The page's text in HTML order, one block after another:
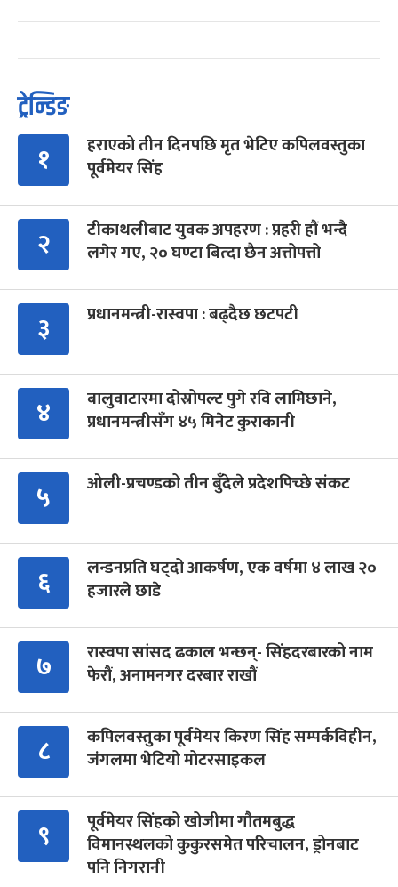
ट्रेन्डिङ
१
हराएको तीन दिनपछि मृत भेटिए कपिलवस्तुका
पूर्वमेयर सिंह
२
टीकाथलीबाट युवक अपहरण : प्रहरी हौं भन्दै
लगेर गए, २० घण्टा बित्दा छैन अत्तोपत्तो
३ प्रधानमन्त्री-रास्वपा : बढ्दैछ छटपटी
४
बालुवाटारमा दोस्रोपल्ट पुगे रवि लामिछाने,
प्रधानमन्त्रीसँग ४५ मिनेट कुराकानी
५ ओली-प्रचण्डको तीन बुँदेले प्रदेशपिच्छे संकट
६
लन्डनप्रति घट्दो आकर्षण, एक वर्षमा ४ लाख २०
हजारले छाडे
७
रास्वपा सांसद ढकाल भन्छन्- सिंहदरबारको नाम
फेरौं, अनामनगर दरबार राखौं
८
कपिलवस्तुका पूर्वमेयर किरण सिंह सम्पर्कविहीन,
जंगलमा भेटियो मोटरसाइकल
९
पूर्वमेयर सिंहको खोजीमा गौतमबुद्ध
विमानस्थलको कुकुरसमेत परिचालन, ड्रोनबाट
पनि निगरानी